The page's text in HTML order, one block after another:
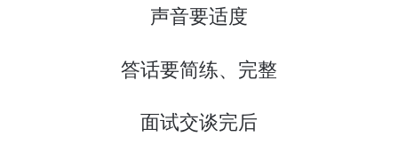
声音要适度
答话要简练、完整
面试交谈完后